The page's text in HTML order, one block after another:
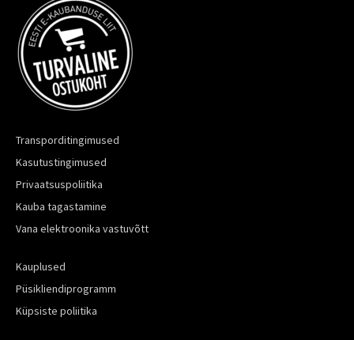
Transporditingimused
Kasutustingimused
Privaatsuspoliitika
Kauba tagastamine
Vana elektroonika vastuvõtt
Kauplused
Püsikliendiprogramm
Küpsiste poliitika